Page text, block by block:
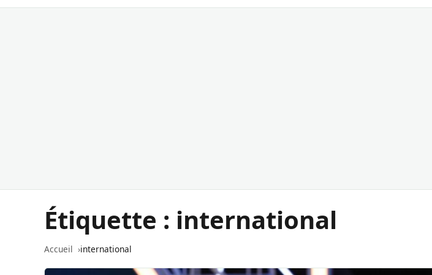
Étiquette : international
Accueil international